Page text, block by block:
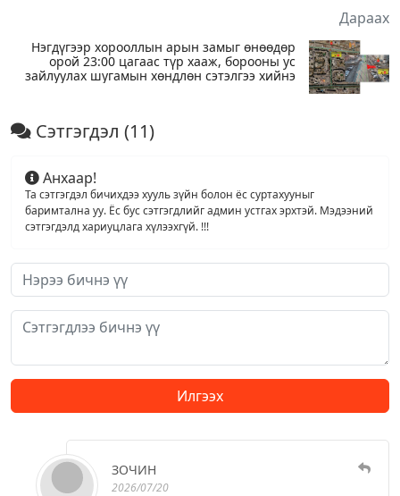
Дараах
Нэгдүгээр хорооллын арын замыг өнөөдөр
орой 23:00 цагаас түр хааж, борооны ус
зайлуулах шугамын хөндлөн сэтэлгээ хийнэ
Сэтгэгдэл (11)
Анхаар!
Та сэтгэгдэл бичихдээ хууль зүйн болон ёс суртахууныг
баримтална уу. Ёс бус сэтгэгдлийг админ устгах эрхтэй. Мэдээний
сэтгэгдэлд хариуцлага хүлээхгүй. !!!
Илгээх
ЗОЧИН
2026/07/20